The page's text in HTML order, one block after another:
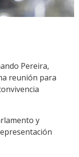
Pereira,
reunión para
y